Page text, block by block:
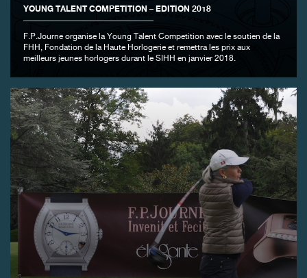
YOUNG TALENT COMPETITION – EDITION 2018
F.P.Journe organise la Young Talent Competition avec le soutien de la
FHH, Fondation de la Haute Horlogerie et remettra les prix aux
meilleurs jeunes horlogers durant le SIHH en janvier 2018.